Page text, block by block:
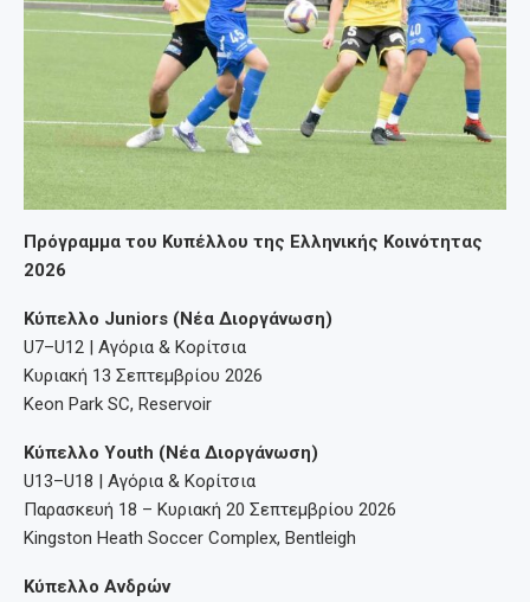
Πρόγραμμα του Κυπέλλου της Ελληνικής Κοινότητας
2026
Κύπελλο Juniors (Νέα Διοργάνωση)
U7–U12 | Αγόρια & Κορίτσια
Κυριακή 13 Σεπτεμβρίου 2026
Keon Park SC, Reservoir
Κύπελλο Youth (Νέα Διοργάνωση)
U13–U18 | Αγόρια & Κορίτσια
Παρασκευή 18 – Κυριακή 20 Σεπτεμβρίου 2026
Kingston Heath Soccer Complex, Bentleigh
Κύπελλο Ανδρών